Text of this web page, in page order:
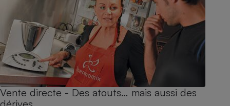
Vente directe - Des atouts… mais aussi des